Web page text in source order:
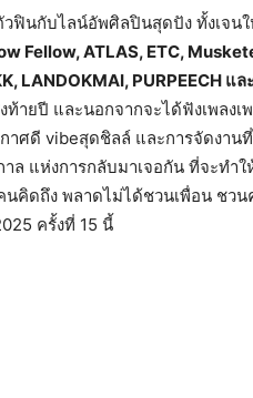
ฟินกับไลน์อัพศิลปินสุดปัง ทั้งเจนใ
Fellow, ATLAS, ETC,
LANDOKMAI, PURPEECH แล
ายปี และนอกจากจะได้ฟังเพลง
าศดี vibeสุดชิลล์ และการจัดงา
ล แห่งการกลับมาเจอกัน ที่จะทำ
นคิดถึง พลาดไม่ได้ชวนเพื่อน ชว
ครั้งที่ 15 นี้